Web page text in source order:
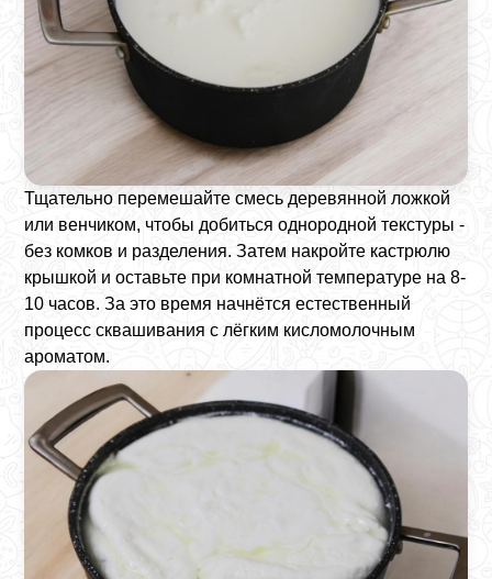
Тщательно перемешайте смесь деревянной ложкой
или венчиком, чтобы добиться однородной текстуры -
без комков и разделения. Затем накройте кастрюлю
крышкой и оставьте при комнатной температуре на 8-
10 часов. За это время начнётся естественный
процесс сквашивания с лёгким кисломолочным
ароматом.